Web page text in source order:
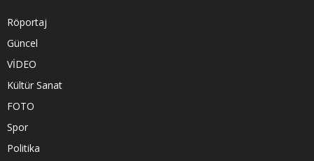
Röportaj
Güncel
VİDEO
Kültür Sanat
FOTO
Spor
Politika